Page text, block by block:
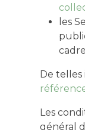
les
De
Les
général